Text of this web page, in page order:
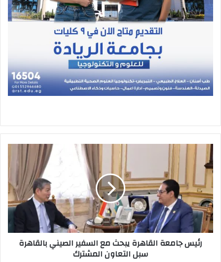
رئيس
جامعة
القاهرة
يبحث
مع
السفير
الصيني
بالقاهرة
سبل
التعاونرئيس جامعة القاهرة يبحث مع السفير الصيني بالقاهرة
سبل التعاون المشترك